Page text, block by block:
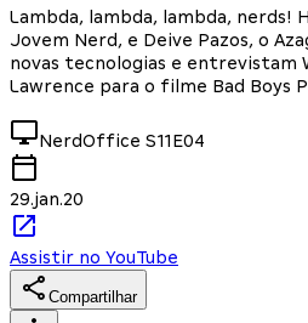
Lambda, lambda, lambda, nerds!
Jovem Nerd, e Deive Pazos, o
novas tecnologias e entrevistam
Lawrence para o filme Bad Boys
NerdOffice S11E04
29.jan.20
Assistir no YouTube
Compartilhar